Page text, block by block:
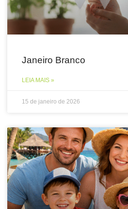
Janeiro Branco
LEIA MAIS »
15 de janeiro de 2026